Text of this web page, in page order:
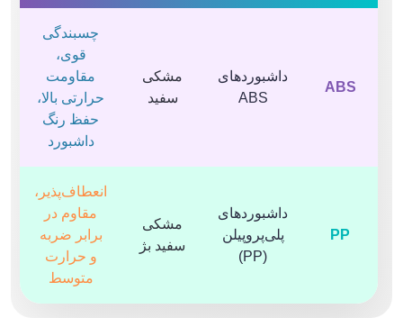
ABS
داشبوردهای
ABS
مشکی
سفید
چسبندگی
قوی،
مقاومت
حرارتی بالا،
حفظ رنگ
داشبورد
PP
داشبوردهای
پلی‌پروپیلن
(PP)
مشکی
سفید بژ
انعطاف‌پذیر،
مقاوم در
برابر ضربه
و حرارت
متوسط